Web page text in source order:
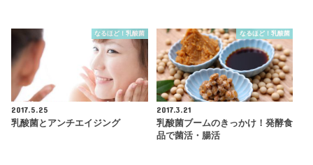
なるほど！乳酸菌
2017.5.25
乳酸菌とアンチエイジング
なるほど！乳酸菌
2017.3.21
乳酸菌ブームのきっかけ！発酵食
品で菌活・腸活